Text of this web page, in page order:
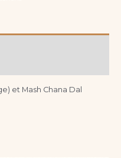
et Mash Chana Dal